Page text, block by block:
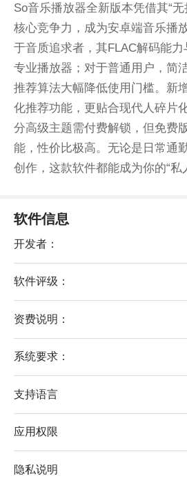
So音乐播放器全新版本凭借其“
核心竞争力，成为安卓端音乐播
于音质追求者，其FLAC解码能
专业播放器；对于普通用户，简
推荐算法大幅降低使用门槛。新
化推荐功能，更贴合现代人碎片
分高级主题需付费解锁，但免费
能，性价比极高。无论是日常通
创作，这款软件都能成为你的“私
软件信息
开发者：
软件评级：
资费说明：
系统要求：
支持语言
应用权限
隐私说明